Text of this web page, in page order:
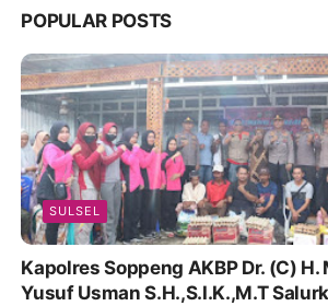
POPULAR POSTS
SULSEL
Kapolres Soppeng AKBP Dr. (C)
Yusuf Usman S.H.,S.I.K.,M.T